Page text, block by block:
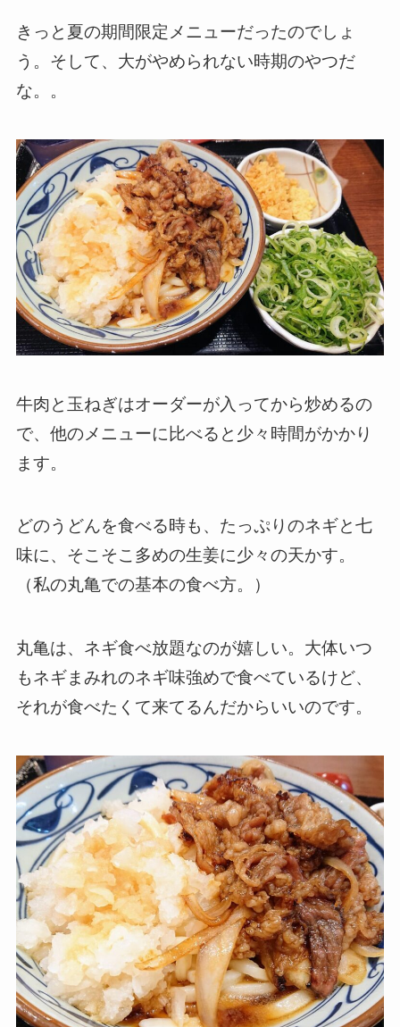
きっと夏の期間限定メニューだったのでしょ
う。そして、大がやめられない時期のやつだ
な。。
牛肉と玉ねぎはオーダーが入ってから炒めるの
で、他のメニューに比べると少々時間がかかり
ます。
どのうどんを食べる時も、たっぷりのネギと七
味に、そこそこ多めの生姜に少々の天かす。
（私の丸亀での基本の食べ方。）
丸亀は、ネギ食べ放題なのが嬉しい。大体いつ
もネギまみれのネギ味強めで食べているけど、
それが食べたくて来てるんだからいいのです。